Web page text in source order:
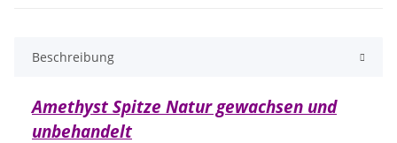
Beschreibung
Amethyst Spitze Natur gewachsen und
unbehandelt